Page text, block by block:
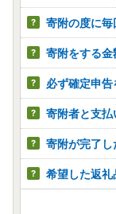
寄附の度に
寄附をする金
必ず確定申
寄附者と支払
寄附が完了
希望した返礼